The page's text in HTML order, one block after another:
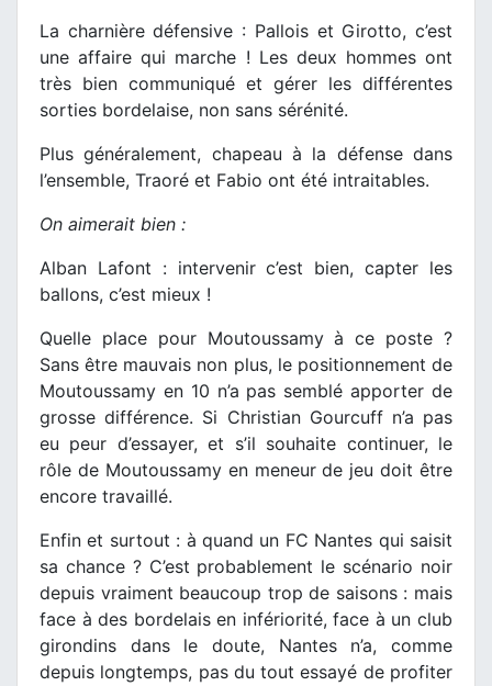
La charnière défensive : Pallois et Girotto, c’est
une affaire qui marche ! Les deux hommes ont
très bien communiqué et gérer les différentes
sorties bordelaise, non sans sérénité.
Plus généralement, chapeau à la défense dans
l’ensemble, Traoré et Fabio ont été intraitables.
On aimerait bien :
Alban Lafont : intervenir c’est bien, capter les
ballons, c’est mieux !
Quelle place pour Moutoussamy à ce poste ?
Sans être mauvais non plus, le positionnement de
Moutoussamy en 10 n’a pas semblé apporter de
grosse différence. Si Christian Gourcuff n’a pas
eu peur d’essayer, et s’il souhaite continuer, le
rôle de Moutoussamy en meneur de jeu doit être
encore travaillé.
Enfin et surtout : à quand un FC Nantes qui saisit
sa chance ? C’est probablement le scénario noir
depuis vraiment beaucoup trop de saisons : mais
face à des bordelais en infériorité, face à un club
girondins dans le doute, Nantes n’a, comme
depuis longtemps, pas du tout essayé de profiter